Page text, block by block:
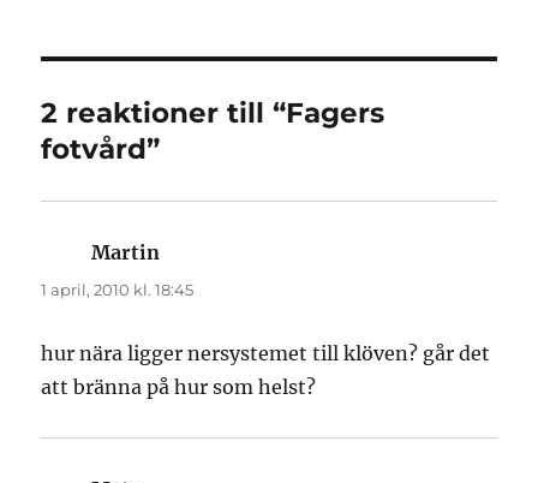
2 reaktioner till “Fagers
fotvård”
Martin
1 april, 2010 kl. 18:45
hur nära ligger nersystemet till klöven? går det
att bränna på hur som helst?